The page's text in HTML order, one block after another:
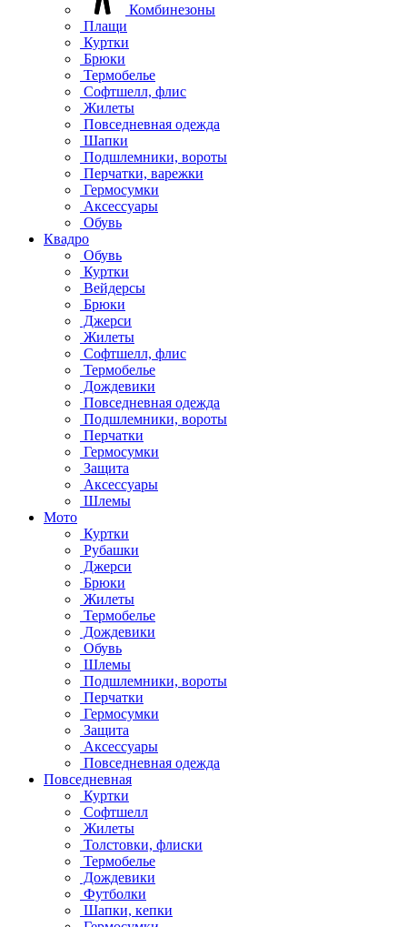
Комбинезоны
Плащи
Куртки
Брюки
Термобелье
Софтшелл, флис
Жилеты
Повседневная одежда
Шапки
Подшлемники, вороты
Перчатки, варежки
Гермосумки
Аксессуары
Обувь
Квадро
Обувь
Куртки
Вейдерсы
Брюки
Джерси
Жилеты
Софтшелл, флис
Термобелье
Дождевики
Повседневная одежда
Подшлемники, вороты
Перчатки
Гермосумки
Защита
Аксессуары
Шлемы
Мото
Куртки
Рубашки
Джерси
Брюки
Жилеты
Термобелье
Дождевики
Обувь
Шлемы
Подшлемники, вороты
Перчатки
Гермосумки
Защита
Аксессуары
Повседневная одежда
Повседневная
Куртки
Софтшелл
Жилеты
Толстовки, флиски
Термобелье
Дождевики
Футболки
Шапки, кепки